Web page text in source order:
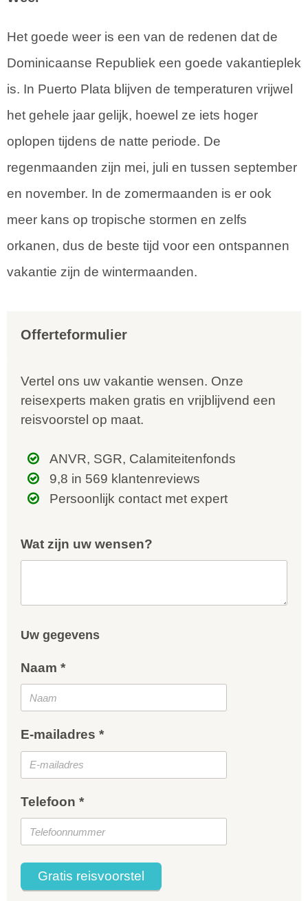
Het goede weer is een van de redenen dat de
Dominicaanse Republiek een goede vakantieplek
is. In Puerto Plata blijven de temperaturen vrijwel
het gehele jaar gelijk, hoewel ze iets hoger
oplopen tijdens de natte periode. De
regenmaanden zijn mei, juli en tussen september
en november. In de zomermaanden is er ook
meer kans op tropische stormen en zelfs
orkanen, dus de beste tijd voor een ontspannen
vakantie zijn de wintermaanden.
Offerteformulier
Vertel ons uw vakantie wensen. Onze
reisexperts maken gratis en vrijblijvend een
reisvoorstel op maat.
ANVR, SGR, Calamiteitenfonds
9,8 in 569 klantenreviews
Persoonlijk contact met expert
Wat zijn uw wensen?
Uw gegevens
Naam *
E-mailadres *
Telefoon *
Gratis reisvoorstel